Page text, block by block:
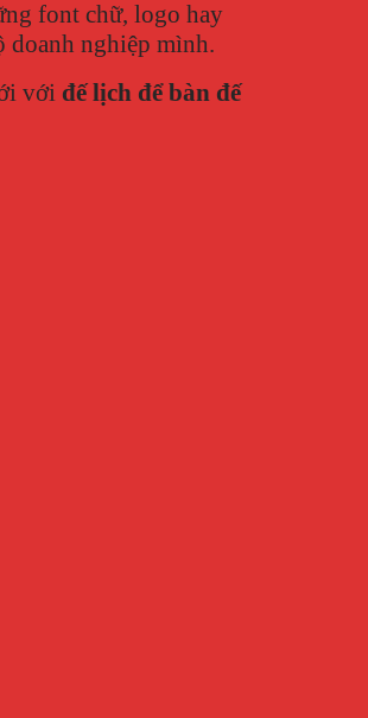
font chữ, logo hay
doanh nghiệp mình.
với đế lịch để bàn đế